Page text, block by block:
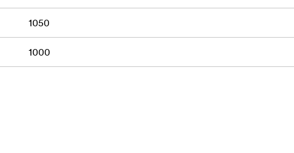
diskdzinis ir tikpat izturīgs, cik glīts, un tam piemīt iespaidīga
1050
1000